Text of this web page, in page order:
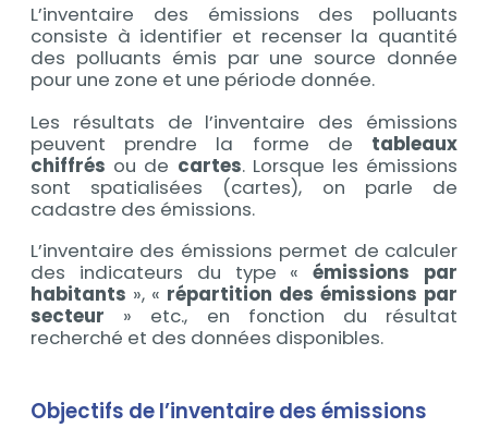
Contenu
L’inventaire des émissions des polluants
consiste à identifier et recenser la quantité
des polluants émis par une source donnée
pour une zone et une période donnée.
Les résultats de l’inventaire des émissions
peuvent prendre la forme de tableaux
chiffrés ou de cartes. Lorsque les émissions
sont spatialisées (cartes), on parle de
cadastre des émissions.
L’inventaire des émissions permet de calculer
des indicateurs du type «émissions par
habitants », « répartition des émissions par
secteur » etc., en fonction du résultat
recherché et des données disponibles.
Objectifs de l’inventaire des émissions